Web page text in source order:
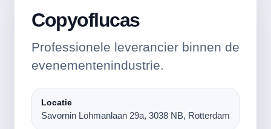
Copyoflucas
Professionele leverancier binnen de
evenementenindustrie.
Locatie
Savornin Lohmanlaan 29a, 3038 NB, Rotterdam